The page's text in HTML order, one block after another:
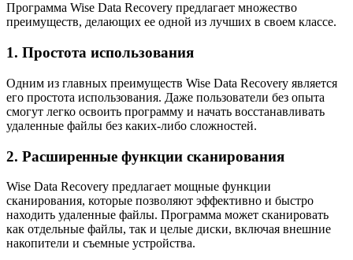
Программа Wise Data Recovery предлагает множество
преимуществ, делающих ее одной из лучших в своем классе.
1. Простота использования
Одним из главных преимуществ Wise Data Recovery является
его простота использования. Даже пользователи без опыта
смогут легко освоить программу и начать восстанавливать
удаленные файлы без каких-либо сложностей.
2. Расширенные функции сканирования
Wise Data Recovery предлагает мощные функции
сканирования, которые позволяют эффективно и быстро
находить удаленные файлы. Программа может сканировать
как отдельные файлы, так и целые диски, включая внешние
накопители и съемные устройства.